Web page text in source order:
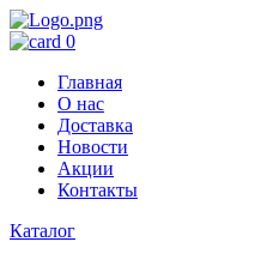
0
Главная
О нас
Доставка
Новости
Акции
Контакты
Каталог